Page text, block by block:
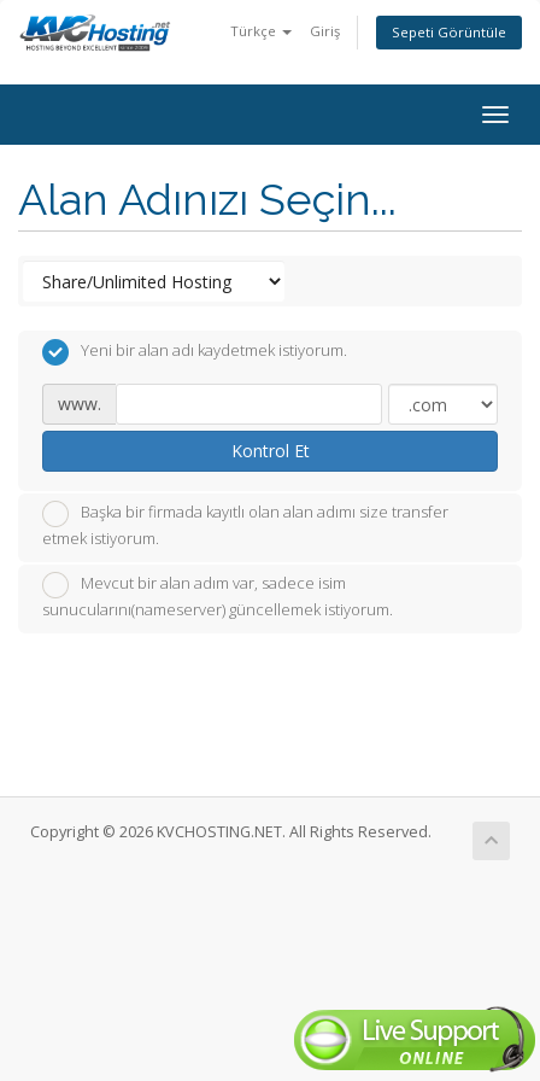
Türkçe Giriş Sepeti Görüntüle
Alan Adınızı Seçin...
Yeni bir alan adı kaydetmek istiyorum.
www.
Kontrol Et
Başka bir firmada kayıtlı olan alan adımı size transfer
etmek istiyorum.
Mevcut bir alan adım var, sadece isim
sunucularını(nameserver) güncellemek istiyorum.
Copyright © 2026 KVCHOSTING.NET. All Rights Reserved.